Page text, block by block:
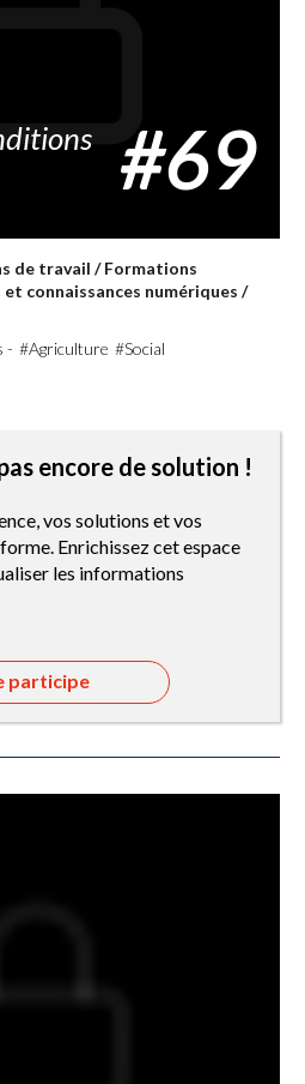
#69
de travail/ Formations
connaissances numériques/
- #Agriculture #Social
encore de solution !
vos solutions et vos
Enrichissez cet espace
les informations
participe